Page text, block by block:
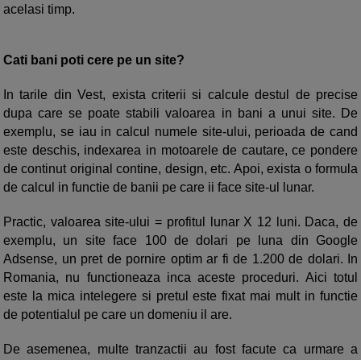
acelasi timp.
Cati bani poti cere pe un site?
In tarile din Vest, exista criterii si calcule destul de precise
dupa care se poate stabili valoarea in bani a unui site. De
exemplu, se iau in calcul numele site-ului, perioada de cand
este deschis, indexarea in motoarele de cautare, ce pondere
de continut original contine, design, etc. Apoi, exista o formula
de calcul in functie de banii pe care ii face site-ul lunar.
Practic, valoarea site-ului = profitul lunar X 12 luni. Daca, de
exemplu, un site face 100 de dolari pe luna din Google
Adsense, un pret de pornire optim ar fi de 1.200 de dolari. In
Romania, nu functioneaza inca aceste proceduri. Aici totul
este la mica intelegere si pretul este fixat mai mult in functie
de potentialul pe care un domeniu il are.
De asemenea, multe tranzactii au fost facute ca urmare a